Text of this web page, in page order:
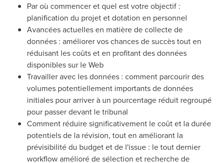
Par où commencer et quel est votre objectif :
planification du projet et dotation en personnel
Avancées actuelles en matière de collecte de
données : améliorer vos chances de succès tout en
réduisant les coûts et en profitant des données
disponibles sur le Web
Travailler avec les données : comment parcourir des
volumes potentiellement importants de données
initiales pour arriver à un pourcentage réduit regroupé
pour passer devant le tribunal
Comment réduire significativement le coût et la durée
potentiels de la révision, tout en améliorant la
prévisibilité du budget et de l'issue : le tout dernier
workflow amélioré de sélection et recherche de